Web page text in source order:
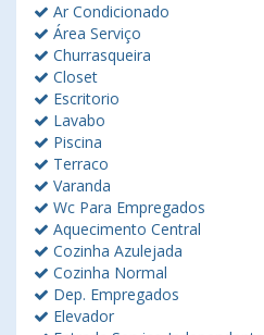
Ar Condicionado
Área Serviço
Churrasqueira
Closet
Escritorio
Lavabo
Piscina
Terraco
Varanda
Wc Para Empregados
Aquecimento Central
Cozinha Azulejada
Cozinha Normal
Dep. Empregados
Elevador